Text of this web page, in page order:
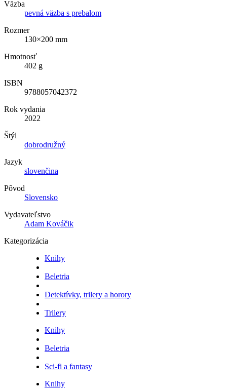
Väzba
pevná väzba s prebalom
Rozmer
130×200 mm
Hmotnosť
402 g
ISBN
9788057042372
Rok vydania
2022
Štýl
dobrodružný
Jazyk
slovenčina
Pôvod
Slovensko
Vydavateľstvo
Adam Kováčik
Kategorizácia
Knihy
Beletria
Detektívky, trilery a horory
Trilery
Knihy
Beletria
Sci-fi a fantasy
Knihy